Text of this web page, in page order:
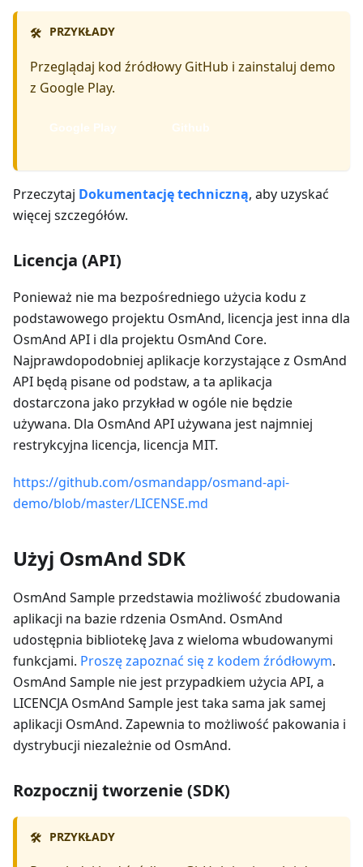
🛠️ PRZYKŁADY
Przeglądaj kod źródłowy GitHub i zainstaluj demo
z Google Play.
Google Play Github
Przeczytaj Dokumentację techniczną, aby uzyskać
więcej szczegółów.
Licencja (API)
Ponieważ nie ma bezpośredniego użycia kodu z
podstawowego projektu OsmAnd, licencja jest inna dla
OsmAnd API i dla projektu OsmAnd Core.
Najprawdopodobniej aplikacje korzystające z OsmAnd
API będą pisane od podstaw, a ta aplikacja
dostarczona jako przykład w ogóle nie będzie
używana. Dla OsmAnd API używana jest najmniej
restrykcyjna licencja, licencja MIT.
https://github.com/osmandapp/osmand-api-
demo/blob/master/LICENSE.md
Użyj OsmAnd SDK
OsmAnd Sample przedstawia możliwość zbudowania
aplikacji na bazie rdzenia OsmAnd. OsmAnd
udostępnia bibliotekę Java z wieloma wbudowanymi
funkcjami. Proszę zapoznać się z kodem źródłowym.
OsmAnd Sample nie jest przypadkiem użycia API, a
LICENCJA OsmAnd Sample jest taka sama jak samej
aplikacji OsmAnd. Zapewnia to możliwość pakowania i
dystrybucji niezależnie od OsmAnd.
Rozpocznij tworzenie (SDK)
🛠️ PRZYKŁADY